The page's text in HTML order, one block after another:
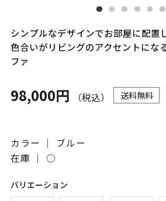
シンプルなデザインでお部屋に配置
色合いがリビングのアクセントにな
ファ
98,000円 （税込） 送料無料
カラー ｜ ブルー
在庫 ｜ ○
バリエーション